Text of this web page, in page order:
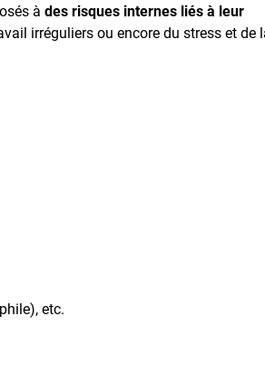
àdes risques internes liés à leur
irréguliers ou encore du stress et de
etc.